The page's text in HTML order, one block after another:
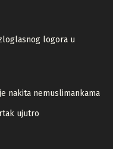
logora u
nakita nemuslimankama
ujutro